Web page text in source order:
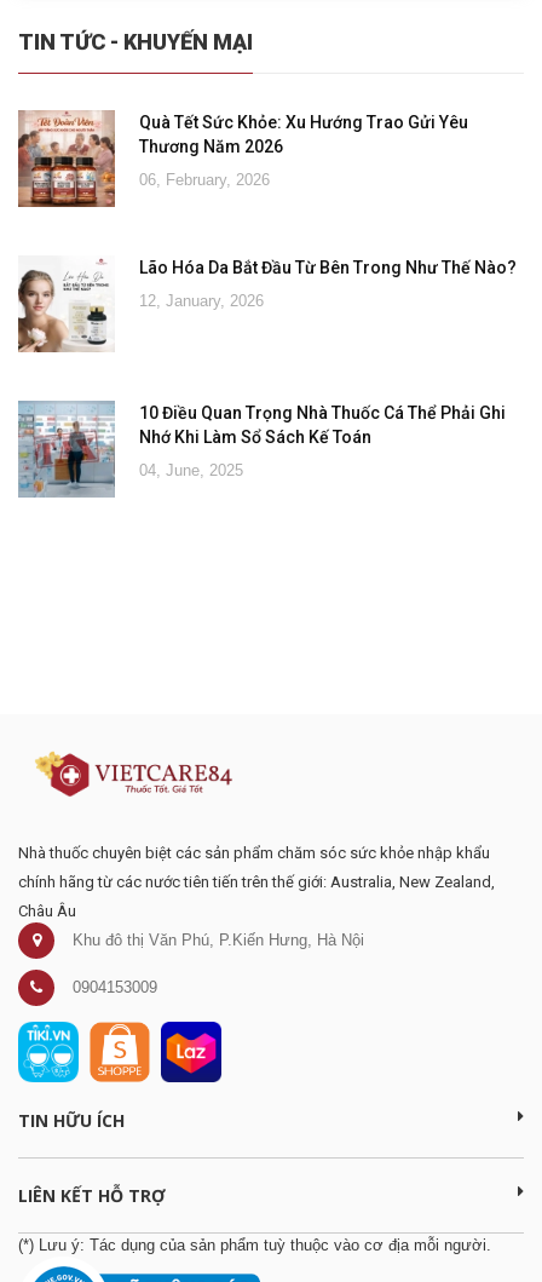
TIN TỨC - KHUYẾN MẠI
Quà Tết Sức Khỏe: Xu Hướng Trao Gửi Yêu
Thương Năm 2026
06, February, 2026
Lão Hóa Da Bắt Đầu Từ Bên Trong Như Thế Nào?
12, January, 2026
10 Điều Quan Trọng Nhà Thuốc Cá Thể Phải Ghi
Nhớ Khi Làm Sổ Sách Kế Toán
04, June, 2025
Nhà thuốc chuyên biệt các sản phẩm chăm sóc sức khỏe nhập khẩu
chính hãng từ các nước tiên tiến trên thế giới: Australia, New Zealand,
Châu Âu
Khu đô thị Văn Phú, P.Kiến Hưng, Hà Nội
0904153009
TIN HỮU ÍCH
LIÊN KẾT HỖ TRỢ
(*) Lưu ý: Tác dụng của sản phẩm tuỳ thuộc vào cơ địa mỗi người.